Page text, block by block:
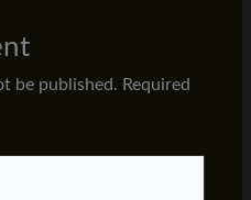
be published. Required